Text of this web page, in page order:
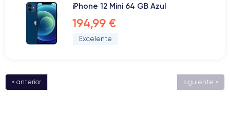
iPhone 12 Mini 64 GB Azul
194,99 €
Excelente
« anterior siguiente »